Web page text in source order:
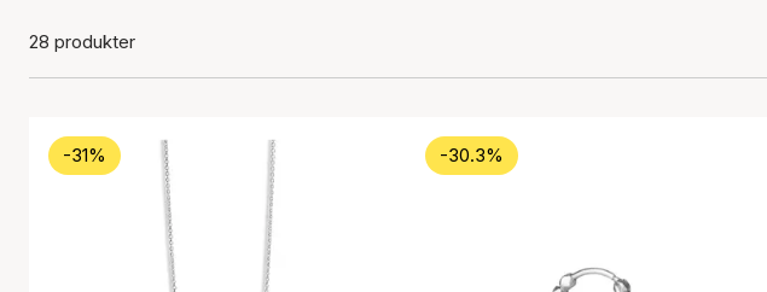
28 produkter
-31% -30.3%